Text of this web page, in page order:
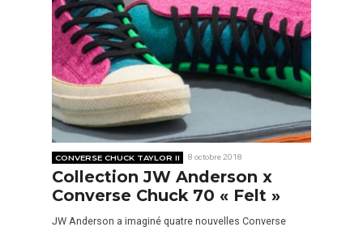
CONVERSE CHUCK TAYLOR II 8 octobre 2018
Collection JW Anderson x
Converse Chuck 70 « Felt »
JW Anderson a imaginé quatre nouvelles Converse